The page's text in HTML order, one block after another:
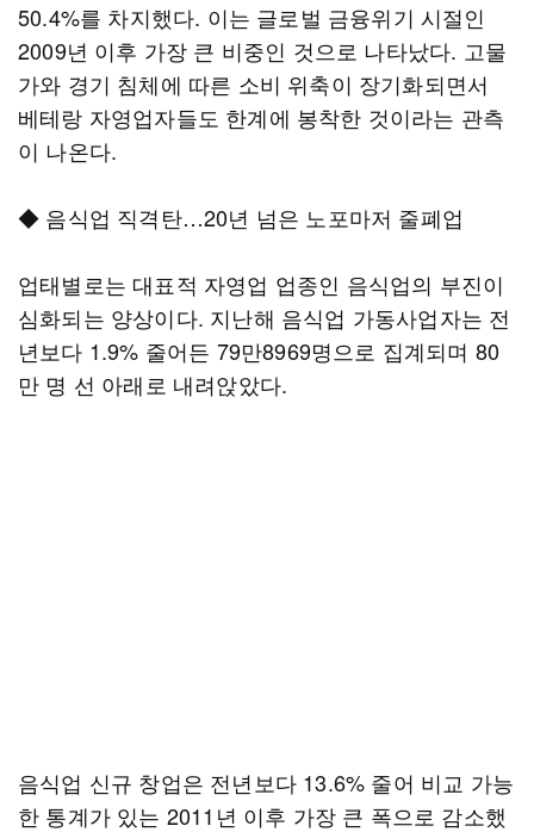
50.4%를 차지했다. 이는 글로벌 금융위기 시절인
2009년 이후 가장 큰 비중인 것으로 나타났다. 고물
가와 경기 침체에 따른 소비 위축이 장기화되면서
베테랑 자영업자들도 한계에 봉착한 것이라는 관측
이 나온다.
◆ 음식업 직격탄…20년 넘은 노포마저 줄폐업
업태별로는 대표적 자영업 업종인 음식업의 부진이
심화되는 양상이다. 지난해 음식업 가동사업자는 전
년보다 1.9% 줄어든 79만8969명으로 집계되며 80
만 명 선 아래로 내려앉았다.
음식업 신규 창업은 전년보다 13.6% 줄어 비교 가능
한 통계가 있는 2011년 이후 가장 큰 폭으로 감소했